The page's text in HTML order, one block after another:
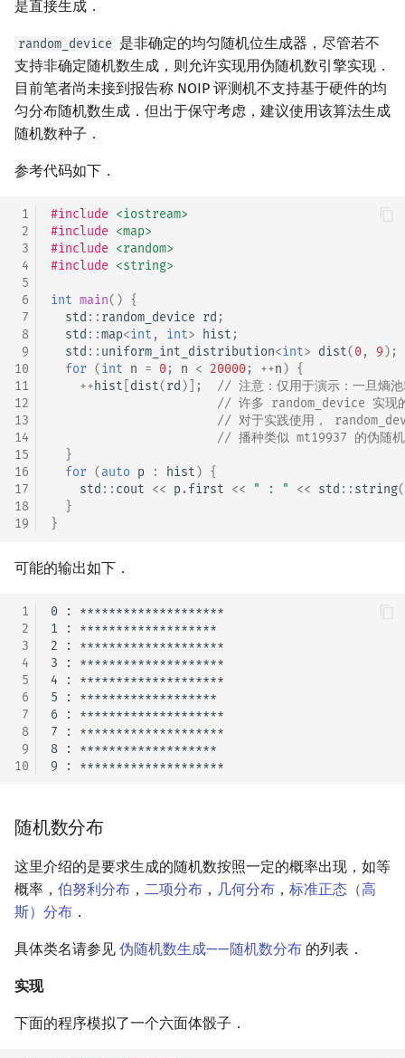
是直接生成．
random_device 是非确定的均匀随机位生成器，尽管若不
支持非确定随机数生成，则允许实现用伪随机数引擎实现．
目前笔者尚未接到报告称 NOIP 评测机不支持基于硬件的均
匀分布随机数生成．但出于保守考虑，建议使用该算法生成
随机数种子．
参考代码如下．
1
2
3
4
5
6
7
8
9
10
11
12
13
14
15
16
17
18
19
#include <iostream>
#include <map>
#include <random>
#include <string>
int main() {
std :: random_device rd ;
std ::map<int , int> hist ;
std :: uniform_int_distribution<int> dist(0, 9);
for (int n = 0; n < 20000; ++n) {
++hist dist(rd )];
// 注意：仅用于演示：一旦熵池
// 许多 random_device 实现
// 对于实践使用，
// 播种类似 mt19937 的伪随机
}
for (auto p : hist) {
std :: cout << p .first << " : " << std :: string(
}
}
可能的输出如下．
1
2
3
4
5
6
7
8
9
10
0 : ********************
1 : *******************
2 : ********************
3 : ********************
4 : ********************
5 : *******************
6 : ********************
7 : ********************
8 : *******************
随机数分布
这里介绍的是要求生成的随机数按照一定的概率出现，如等
概率， 伯努利分布 ， 二项分布 ， 几何分布 ， 标准正态（高
斯）分布 ．
具体类名请参见 伪随机数生成——随机数分布 的列表．
实现
下面的程序模拟了一个六面体骰子．